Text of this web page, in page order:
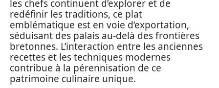
les chefs continuent d’explorer et de
redéfinir les traditions, ce plat
emblématique est en voie d’exportation,
séduisant des palais au-delà des frontières
bretonnes. L’interaction entre les anciennes
recettes et les techniques modernes
contribue à la pérennisation de ce
patrimoine culinaire unique.